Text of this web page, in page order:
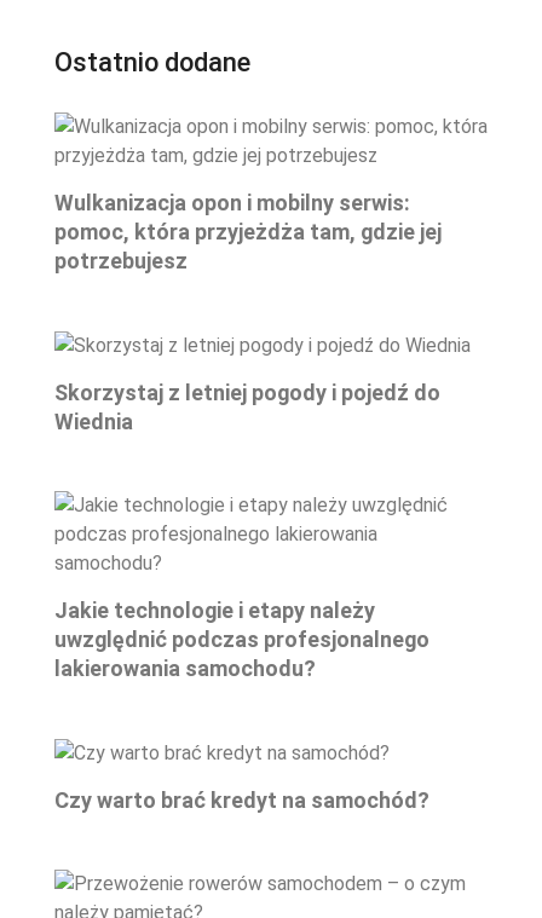
Ostatnio dodane
Wulkanizacja opon i mobilny serwis:
pomoc, która przyjeżdża tam, gdzie jej
potrzebujesz
Skorzystaj z letniej pogody i pojedź do
Wiednia
Jakie technologie i etapy należy
uwzględnić podczas profesjonalnego
lakierowania samochodu?
Czy warto brać kredyt na samochód?